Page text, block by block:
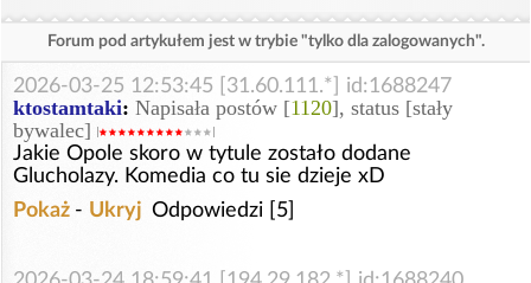
Forum pod artykułem jest w trybie "tylko dla zalogowanych".
2026-03-25 12:53:45 [31.60.111.*] id:1688247
ktostamtaki: Napisała postów [1120], status [stały
bywalec]
Jakie Opole skoro w tytule zostało dodane
Glucholazy. Komedia co tu sie dzieje xD
Pokaż - Ukryj Odpowiedzi [5]